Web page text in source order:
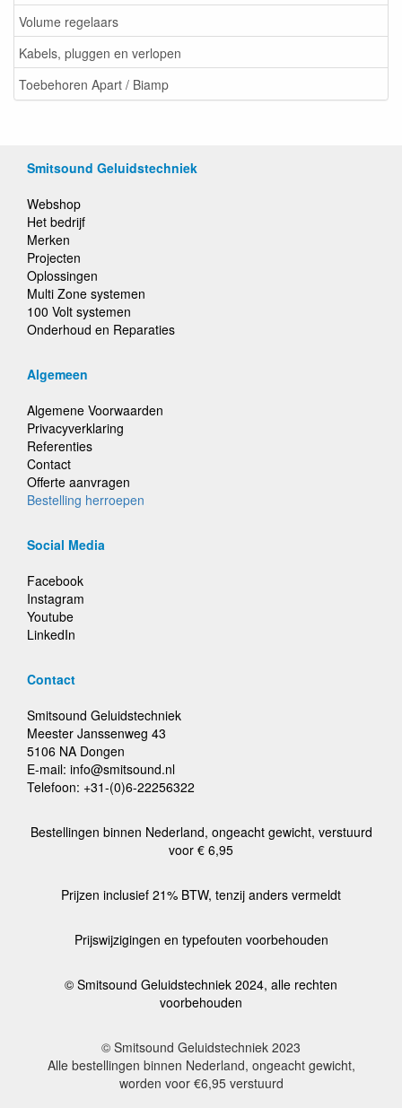
Volume regelaars
Kabels, pluggen en verlopen
Toebehoren Apart / Biamp
Smitsound Geluidstechniek
Webshop
Het bedrijf
Merken
Projecten
Oplossingen
Multi Zone systemen
100 Volt systemen
Onderhoud en Reparaties
Algemeen
Algemene Voorwaarden
Privacyverklaring
Referenties
Contact
Offerte aanvragen
Bestelling herroepen
Social Media
Facebook
Instagram
Youtube
LinkedIn
Contact
Smitsound Geluidstechniek
Meester Janssenweg 43
5106 NA Dongen
E-mail: info@smitsound.nl
Telefoon: +31-(0)6-22256322
Bestellingen binnen Nederland, ongeacht gewicht, verstuurd
voor € 6,95
Prijzen inclusief 21% BTW, tenzij anders vermeldt
Prijswijzigingen en typefouten voorbehouden
© Smitsound Geluidstechniek 2024, alle rechten
voorbehouden
© Smitsound Geluidstechniek 2023
Alle bestellingen binnen Nederland, ongeacht gewicht,
worden voor €6,95 verstuurd